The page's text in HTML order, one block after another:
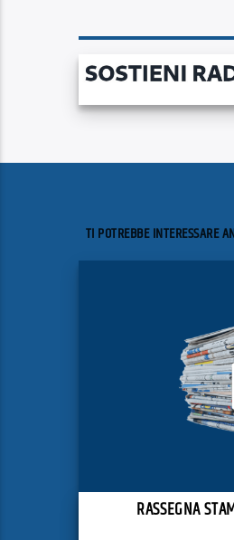
TI POTREBBE INTERESSARE
RASSEGNA